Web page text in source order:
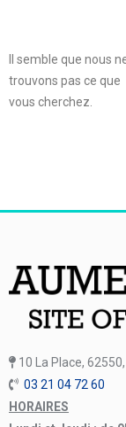
Il semble que nous
trouvons pas ce que
vous cherchez.
10 La Place,
03 21 04 72 60
HORAIRES